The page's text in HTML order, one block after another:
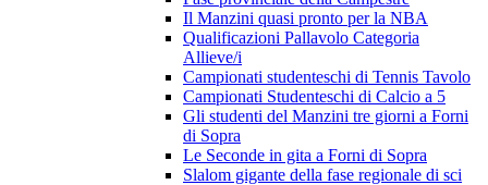
Il Manzini quasi pronto per la NBA
Qualificazioni Pallavolo Categoria
Allieve/i
Campionati studenteschi di Tennis Tavolo
Campionati Studenteschi di Calcio a 5
Gli studenti del Manzini tre giorni a Forni
di Sopra
Le Seconde in gita a Forni di Sopra
Slalom gigante della fase regionale di sci